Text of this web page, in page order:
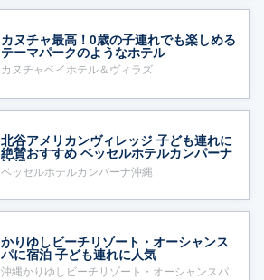
カヌチャ最高！0歳の子連れでも楽しめる
テーマパークのようなホテル
カヌチャベイホテル＆ヴィラズ
北谷アメリカンヴィレッジ 子ども連れに
絶賛おすすめ ベッセルホテルカンパーナ
沖縄
ベッセルホテルカンパーナ沖縄
かりゆしビーチリゾート・オーシャンス
パに宿泊 子ども連れに人気
沖縄かりゆしビーチリゾート・オーシャンスパ